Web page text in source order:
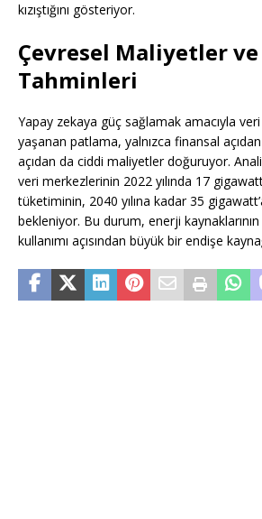
kızıştığını gösteriyor.
Çevresel Maliyetler ve
Tahminleri
Yapay zekaya güç sağlamak amacıyla
yaşanan patlama, yalnızca finansal
açıdan da ciddi maliyetler doğuruyor.
veri merkezlerinin 2022 yılında 17
tüketiminin, 2040 yılına kadar 35
bekleniyor. Bu durum, enerji
kullanımı açısından büyük bir endişe